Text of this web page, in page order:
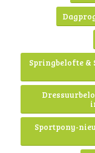
Springbelofte
Sportpony-